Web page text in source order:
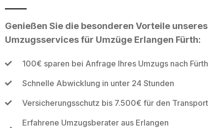
Genießen Sie die besonderen Vorteile unseres
Umzugsservices für Umzüge Erlangen Fürth:
100€ sparen bei Anfrage Ihres Umzugs nach Fürth
Schnelle Abwicklung in unter 24 Stunden
Versicherungsschutz bis 7.500€ für den Transport
Erfahrene Umzugsberater aus Erlangen